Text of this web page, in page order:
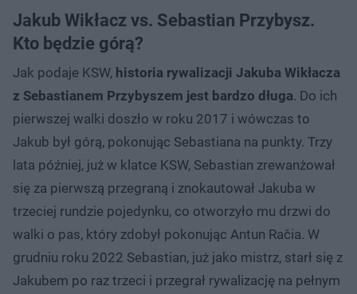
Jakub Wikłacz vs. Sebastian Przybysz.
Kto będzie górą?
Jak podaje KSW, historia rywalizacji Jakuba Wikłacza
z Sebastianem Przybyszem jest bardzo długa. Do ich
pierwszej walki doszło w roku 2017 i wówczas to
Jakub był górą, pokonując Sebastiana na punkty. Trzy
lata później, już w klatce KSW, Sebastian zrewanżował
się za pierwszą przegraną i znokautował Jakuba w
trzeciej rundzie pojedynku, co otworzyło mu drzwi do
walki o pas, który zdobył pokonując Antun Račia. W
grudniu roku 2022 Sebastian, już jako mistrz, starł się z
Jakubem po raz trzeci i przegrał rywalizację na pełnym